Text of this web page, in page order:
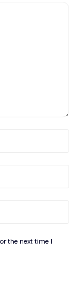
the next time I